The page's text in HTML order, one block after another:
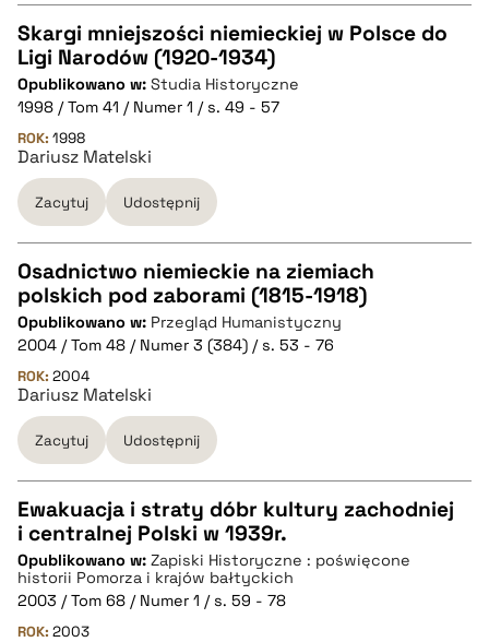
pobierz cytat
CZYSTY TEKST
pobierz cytat
BIBTEX
pobierz cytat
Skargi mniejszości niemieckiej w Polsce do
Ligi Narodów (1920-1934)
Opublikowano w: Studia Historyczne
1998 / Tom 41 / Numer 1 / s. 49 - 57
ROK: 1998
Dariusz Matelski
Zacytuj Udostępnij
CZYSTY TEKST
pobierz cytat
BIBTEX
pobierz cytat
Osadnictwo niemieckie na ziemiach
polskich pod zaborami (1815-1918)
Opublikowano w: Przegląd Humanistyczny
2004 / Tom 48 / Numer 3 (384) / s. 53 - 76
ROK: 2004
Dariusz Matelski
Zacytuj Udostępnij
CZYSTY TEKST
pobierz cytat
Ewakuacja i straty dóbr kultury zachodniej
i centralnej Polski w 1939r.
Opublikowano w: Zapiski Historyczne : poświęcone
historii Pomorza i krajów bałtyckich
2003 / Tom 68 / Numer 1 / s. 59 - 78
ROK: 2003